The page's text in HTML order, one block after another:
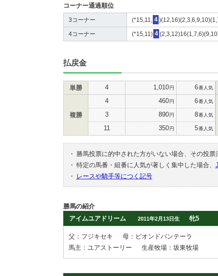
コーナー通過順位
3コーナー (*15,11, 4
4コーナー (*15,11) 4
払戻金
単勝 4 1,010円 6番人気
複勝
4 460円 6番人気
3 890円 8番人気
11 350円 5番人気
・
勝馬投票に的中された方がいない場合、その投
・ 特定の馬番・組番に人気が著しく集中した場合、
・
レースや騎手等につく記号
勝馬の紹介
アイムユアドリーム
2011年2月13日生 牝5
父：フジキセキ
母：ビオンドパンテーラ
馬主：ユアストーリー
生産牧場：坂東牧場